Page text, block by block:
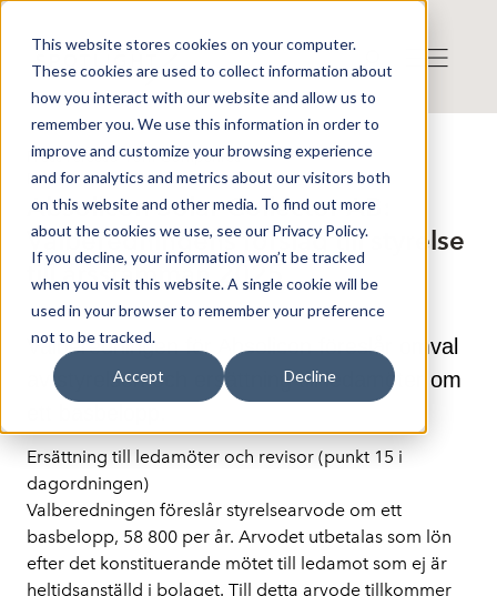
This website stores cookies on your computer.
These cookies are used to collect information about
how you interact with our website and allow us to
remember you. We use this information in order to
improve and customize your browsing experience
and for analytics and metrics about our visitors both
on this website and other media. To find out more
about the cookies we use, see our Privacy Policy.
If you decline, your information won’t be tracked
when you visit this website. A single cookie will be
used in your browser to remember your preference
not to be tracked.
Accept Decline
Press release from Companies
Publicerat: 2025-05-31 22:00:00
Absolicon Solar Collector AB:
Valberedningens förslag till styrelse
till årsstämman 2025
Valberedningen för Absolicon föreslår omval
av styrelsen och ersättning till ledamöter om
Ersättning till ledamöter och revisor (punkt 15 i
dagordningen)
Valberedningen föreslår styrelsearvode om ett
basbelopp, 58 800 per år. Arvodet utbetalas som lön
efter det konstituerande mötet till ledamot som ej är
heltidsanställd i bolaget. Till detta arvode tillkommer